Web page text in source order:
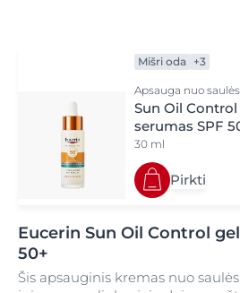
Mišri oda +3
Apsauga nuo saulės
Sun Oil
serumas SPF
30 ml
Pirkti
Eucerin Sun Oil Control
50+
Šis apsauginis kremas nuo